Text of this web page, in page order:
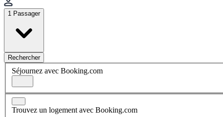
1 Passager
Rechercher
Séjournez avec Booking.com
Trouvez un logement avec Booking.com